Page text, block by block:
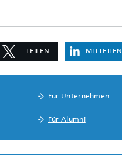
TEILEN MITTEILEN
Für Unternehmen
Für Alumni